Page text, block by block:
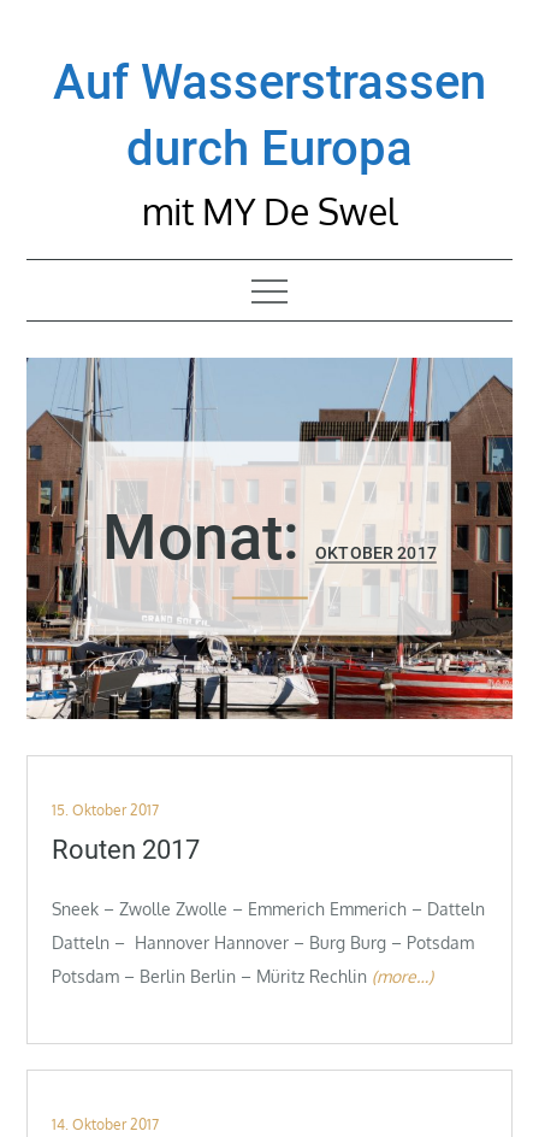
contentAuf Wasserstrassen
durch Europa
mit MY De Swel
Monat:OKTOBER 2017
Posted
on
15. Oktober 2017
Routen 2017
Sneek – Zwolle Zwolle – Emmerich Emmerich – Datteln
Datteln – Hannover Hannover – Burg Burg – Potsdam
Potsdam – Berlin Berlin – Müritz Rechlin (more…)
Posted
14. Oktober 2017